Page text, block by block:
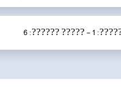
?????
????? ??????: 6